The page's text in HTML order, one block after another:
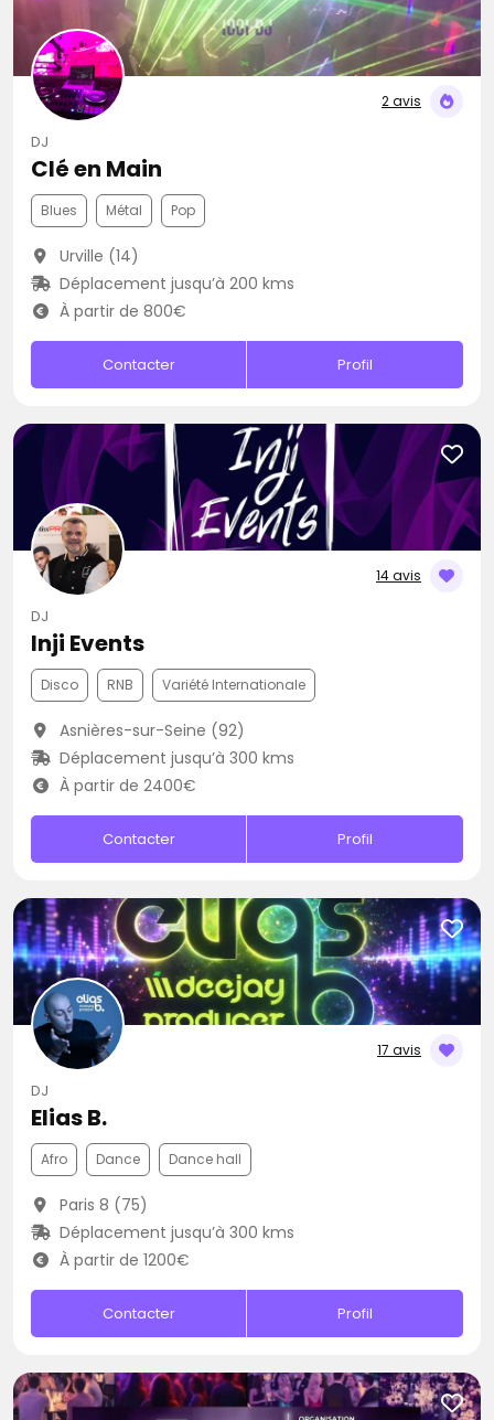
2 avis
DJ
Clé en Main
Blues Métal Pop
Urville (14)
Déplacement jusqu’à 200 kms
À partir de 800€
Contacter Profil
14 avis
DJ
Inji Events
Disco RNB Variété Internationale
Asnières-sur-Seine (92)
Déplacement jusqu’à 300 kms
À partir de 2400€
Contacter Profil
17 avis
DJ
Elias B.
Afro Dance Dance hall
Paris 8 (75)
Déplacement jusqu’à 300 kms
À partir de 1200€
Contacter Profil